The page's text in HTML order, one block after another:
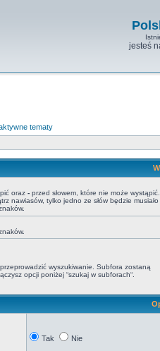
jesteś
tematy
oraz - przed słowem, które nie może
nawiasów, tylko jedno ze słów będzie musiało
wyszukiwanie. Subfora zostaną
opcji poniżej “szukaj w subforach“.
Tak Nie